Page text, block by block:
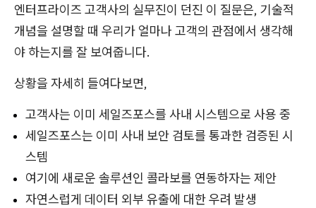
엔터프라이즈 고객사의 실무진이 던진 이 질문은, 기술적
개념을 설명할 때 우리가 얼마나 고객의 관점에서 생각해
야 하는지를 잘 보여줍니다.
상황을 자세히 들여다보면,
고객사는 이미 세일즈포스를 사내 시스템으로 사용 중
세일즈포스는 이미 사내 보안 검토를 통과한 검증된 시
스템
여기에 새로운 솔루션인 콜라보를 연동하자는 제안
자연스럽게 데이터 외부 유출에 대한 우려 발생